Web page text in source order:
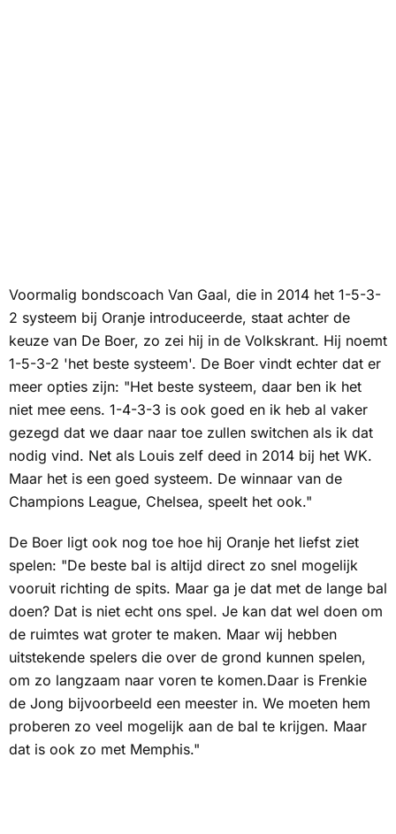
Voormalig bondscoach Van Gaal, die in 2014 het 1-5-3-
2 systeem bij Oranje introduceerde, staat achter de
keuze van De Boer, zo zei hij in de Volkskrant. Hij noemt
1-5-3-2 'het beste systeem'. De Boer vindt echter dat er
meer opties zijn: "Het beste systeem, daar ben ik het
niet mee eens. 1-4-3-3 is ook goed en ik heb al vaker
gezegd dat we daar naar toe zullen switchen als ik dat
nodig vind. Net als Louis zelf deed in 2014 bij het WK.
Maar het is een goed systeem. De winnaar van de
Champions League, Chelsea, speelt het ook."
De Boer ligt ook nog toe hoe hij Oranje het liefst ziet
spelen: "De beste bal is altijd direct zo snel mogelijk
vooruit richting de spits. Maar ga je dat met de lange bal
doen? Dat is niet echt ons spel. Je kan dat wel doen om
de ruimtes wat groter te maken. Maar wij hebben
uitstekende spelers die over de grond kunnen spelen,
om zo langzaam naar voren te komen.Daar is Frenkie
de Jong bijvoorbeeld een meester in. We moeten hem
proberen zo veel mogelijk aan de bal te krijgen. Maar
dat is ook zo met Memphis."